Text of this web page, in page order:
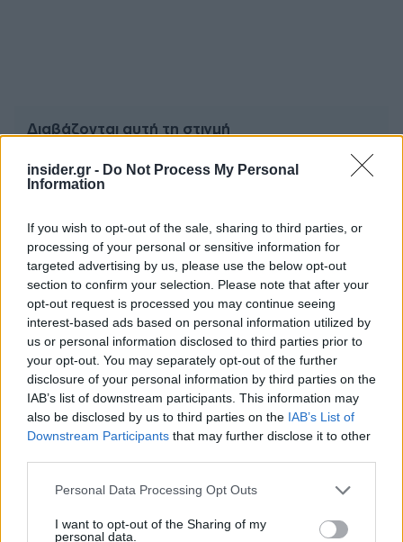
insider.gr - Do Not Process My Personal
Information
If you wish to opt-out of the sale, sharing to third parties, or
processing of your personal or sensitive information for
targeted advertising by us, please use the below opt-out
section to confirm your selection. Please note that after your
opt-out request is processed you may continue seeing
interest-based ads based on personal information utilized by
us or personal information disclosed to third parties prior to
your opt-out. You may separately opt-out of the further
disclosure of your personal information by third parties on the
IAB’s list of downstream participants. This information may
also be disclosed by us to third parties on the IAB’s List of
Downstream Participants that may further disclose it to other
Please note that this website/app uses one or more Google
not limited to your visit or usage behaviour. You may click to
Personal Data Processing Opt Outs
I want to opt-out of the Sharing of my
personal data.
Διαβάζονται αυτή τη στιγμή
στοιχηματικές - Ποιος επισκέφθηκε τα
Ποια είναι η (κυβερνητική) λίστα με τα μεγάλα
οδικά έργα και τα εκτιμώμενα
χρονοδιαγράμματα
Δυτ. Αττική: Το χρονοδιάγραμμα
αποκατάστασης μετά τη φωτιά - Στόχος η
έναρξη των έργων πριν τις 15/9
BEST OFINTERNET